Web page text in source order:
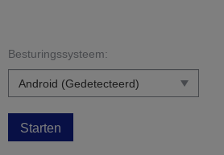
Besturingssysteem:
Starten